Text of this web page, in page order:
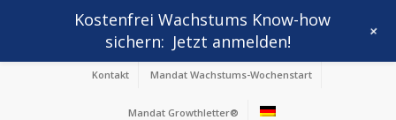
Kontakt Mandat Wachstums-Wochenstart
Mandat Growthletter®
Kostenfrei Wachstums Know-how
sichern: Jetzt anmelden! +